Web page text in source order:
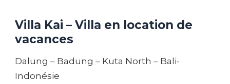
Villa Kai – Villa en location de
vacances
Dalung – Badung – Kuta North – Bali-
Indonésie